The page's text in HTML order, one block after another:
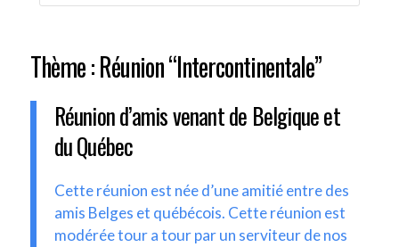
Thème : Réunion “Intercontinentale”
Réunion d’amis venant de Belgique et
du Québec
Cette réunion est née d’une amitié entre des
amis Belges et québécois. Cette réunion est
modérée tour a tour par un serviteur de nos